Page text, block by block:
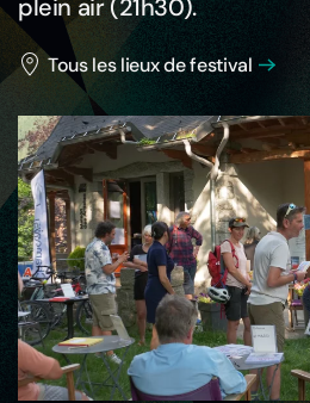
plein air (21h30).
Tous les lieux de festival